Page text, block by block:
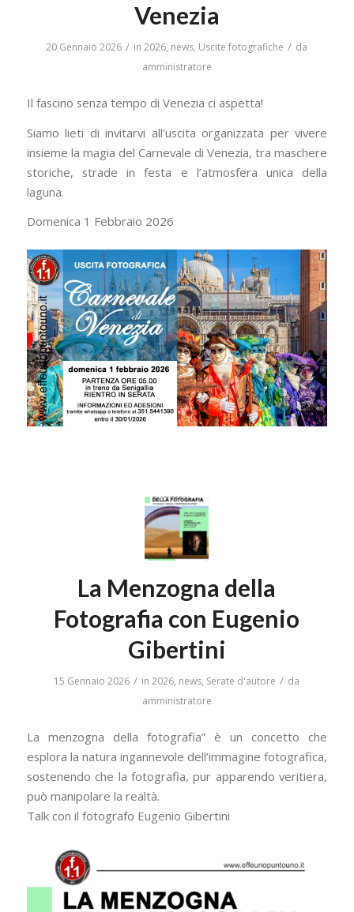
Venezia
20 Gennaio 2026 / in2026, news, Uscite fotografiche / da
amministratore
Il fascino senza tempo di Venezia ci aspetta!
Siamo lieti di invitarvi all’uscita organizzata per vivere
insieme la magia del Carnevale di Venezia, tra maschere
storiche, strade in festa e l’atmosfera unica della
laguna.
Domenica 1 Febbraio 2026
La Menzogna della
Fotografia con Eugenio
Gibertini
15 Gennaio 2026 / in2026, news, Serate d'autore / da
amministratore
La menzogna della fotografia” è un concetto che
esplora la natura ingannevole dell’immagine fotografica,
sostenendo che la fotografia, pur apparendo veritiera,
può manipolare la realtà.
Talk con il fotografo Eugenio Gibertini